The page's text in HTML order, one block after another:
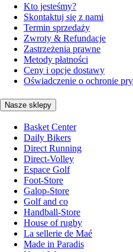
Kto jesteśmy?
Skontaktuj się z nami
Termin sprzedaży
Zwroty & Refundacje
Zastrzeżenia prawne
Metody płatności
Ceny i opcje dostawy
Oświadczenie o ochronie
Nasze sklepy
Basket Center
Daily Bikers
Direct Running
Direct-Volley
Espace Golf
Foot-Store
Galop-Store
Golf and co
Handball-Store
House of rugby
La sellerie de Maé
Made in Paradis